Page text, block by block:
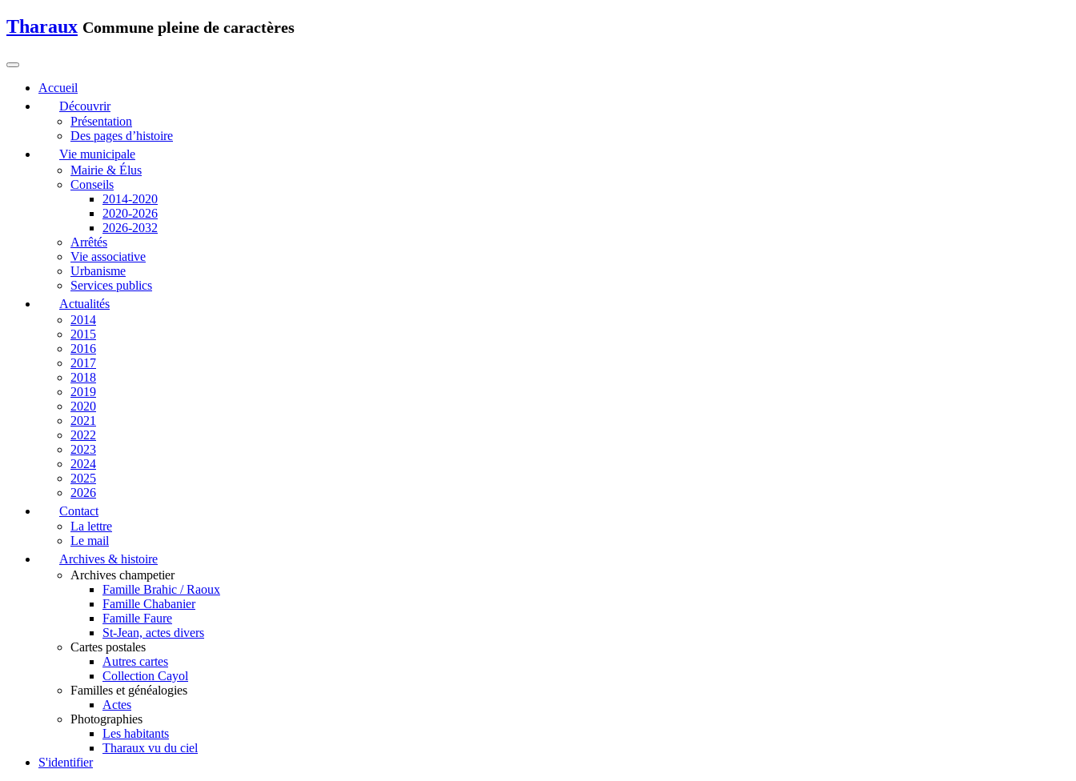
Tharaux Commune pleine de caractères
Accueil
Découvrir
Présentation
Des pages d’histoire
Vie municipale
Mairie & Élus
Conseils
2014-2020
2020-2026
2026-2032
Arrêtés
Vie associative
Urbanisme
Services publics
Actualités
2014
2015
2016
2017
2018
2019
2020
2021
2022
2023
2024
2025
2026
Contact
La lettre
Le mail
Archives & histoire
Archives champetier
Famille Brahic / Raoux
Famille Chabanier
Famille Faure
St-Jean, actes divers
Cartes postales
Autres cartes
Collection Cayol
Familles et généalogies
Actes
Photographies
Les habitants
Tharaux vu du ciel
S'identifier